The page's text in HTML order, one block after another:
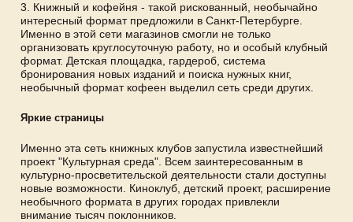
3. Книжный и кофейня - такой рискованный, необычайно
интересный формат предложили в Санкт-Петербурге.
Именно в этой сети магазинов смогли не только
организовать круглосуточную работу, но и особый клубный
формат. Детская площадка, гардероб, система
бронирования новых изданий и поиска нужных книг,
необычный формат кофеен выделил сеть среди других.
Яркие страницы
Именно эта сеть книжных клубов запустила известнейший
проект "Культурная среда". Всем заинтересованным в
культурно-просветительской деятельности стали доступны
новые возможности. Киноклуб, детский проект, расширение
необычного формата в других городах привлекли
внимание тысяч поклонников.